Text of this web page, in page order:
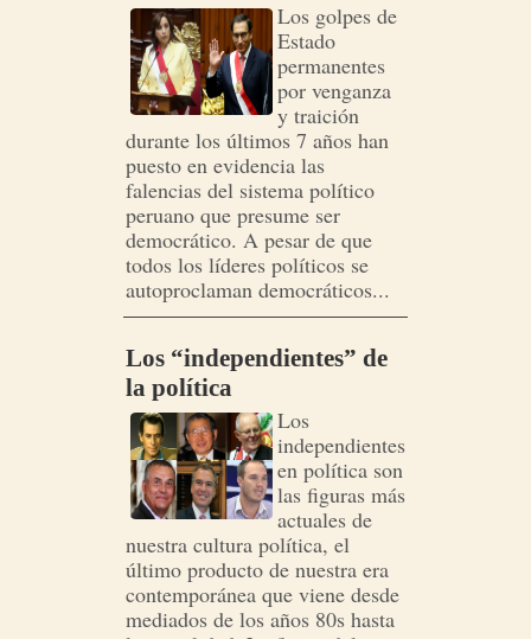
Los golpes de
Estado
permanentes
por venganza
y traición
durante los últimos 7 años han
puesto en evidencia las
falencias del sistema político
peruano que presume ser
democrático. A pesar de que
todos los líderes políticos se
autoproclaman democráticos...
Los “independientes” de
la política
Los
independientes
en política son
las figuras más
actuales de
nuestra cultura política, el
último producto de nuestra era
contemporánea que viene desde
mediados de los años 80s hasta